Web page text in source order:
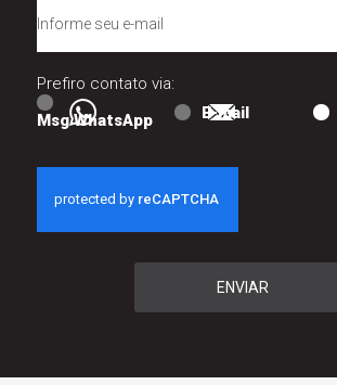
Prefiro contato via:
Msg WhatsApp
E-mail
ENVIAR